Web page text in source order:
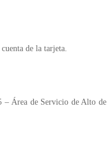
de la tarjeta.
– Área de Servicio de Alto de